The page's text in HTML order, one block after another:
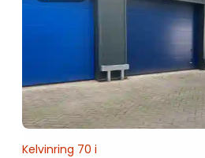
Kelvinring 70 i